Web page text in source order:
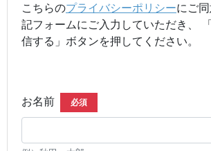
こちらのプライバシーポリシーにご
記フォームにご入力していただき、
信する」ボタンを押してください。
お名前 必須